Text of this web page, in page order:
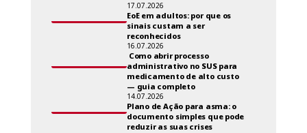
17.07.2026
EoE em adultos: por que os
sinais custam a ser
reconhecidos
16.07.2026
Como abrir processo
administrativo no SUS para
medicamento de alto custo
— guia completo
14.07.2026
Plano de Ação para asma: o
documento simples que pode
reduzir as suas crises